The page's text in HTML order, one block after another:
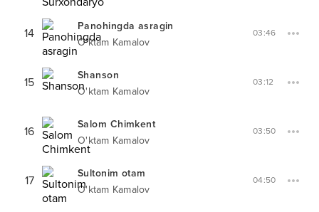
14
Panohingda asragin
O'ktam Kamalov
03:46
15
Shanson
O'ktam Kamalov
03:12
16
Salom Chimkent
O'ktam Kamalov
03:50
17
Sultonim otam
O'ktam Kamalov
04:50